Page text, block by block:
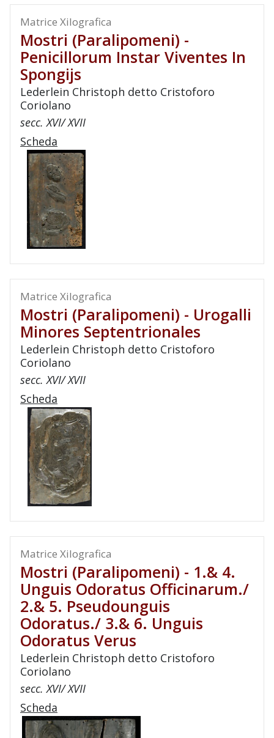
Matrice Xilografica
Mostri (paralipomeni) -
Penicillorum Instar Viventes In
Spongijs
Lederlein Christoph detto Cristoforo
Coriolano
secc. XVI/ XVII
Scheda
Matrice Xilografica
Mostri (paralipomeni) - Urogalli
Minores Septentrionales
Lederlein Christoph detto Cristoforo
Coriolano
secc. XVI/ XVII
Scheda
Matrice Xilografica
Mostri (paralipomeni) - 1.& 4.
Unguis Odoratus Officinarum./
2.& 5. Pseudounguis
Odoratus./ 3.& 6. Unguis
Odoratus Verus
Lederlein Christoph detto Cristoforo
Coriolano
secc. XVI/ XVII
Scheda